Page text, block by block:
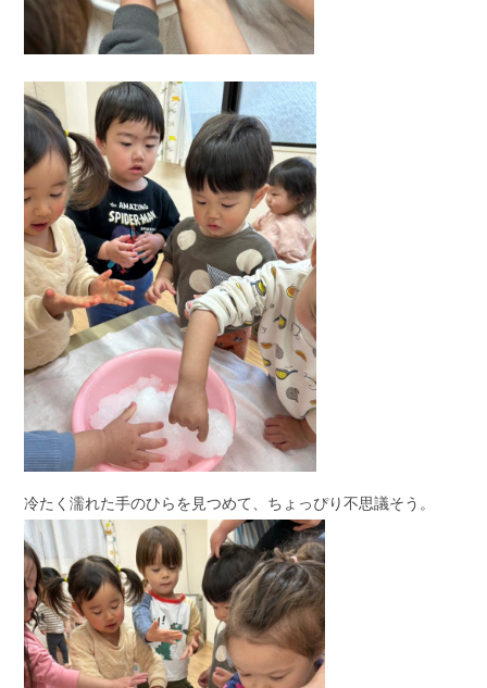
冷たく濡れた手のひらを見つめて、ちょっぴり不思議そう。